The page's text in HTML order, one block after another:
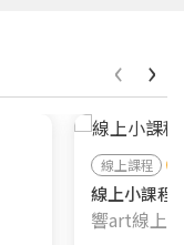
線上課程
線上小課
響art線上
‹ ›